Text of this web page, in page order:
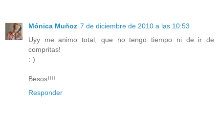
Mónica Muñoz 7 de diciembre de 2010 a las 10:53
Uyy me animo total, que no tengo tiempo ni de ir de
compritas!
:-)
Besos!!!!
Responder